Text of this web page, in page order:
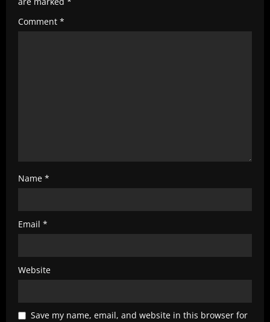
e
a
Comment *
Name *
Email *
Website
Save my name, email, and website in this browser for